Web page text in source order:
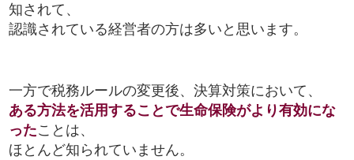
知されて、
認識されている経営者の方は多いと思います。
一方で税務ルールの変更後、決算対策において、
ある方法を活用することで生命保険がより有効にな
ったことは、
ほとんど知られていません。